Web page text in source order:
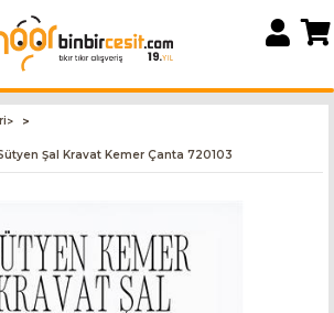
>
Şal Kravat Kemer Çanta 720103